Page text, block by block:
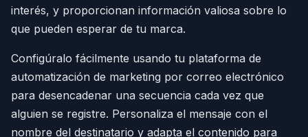
interés, y proporcionan información valiosa sobre lo
que pueden esperar de tu marca.
Configúralo fácilmente usando tu plataforma de
automatización de marketing por correo electrónico
para desencadenar una secuencia cada vez que
alguien se registre. Personaliza el mensaje con el
nombre del destinatario y adapta el contenido para